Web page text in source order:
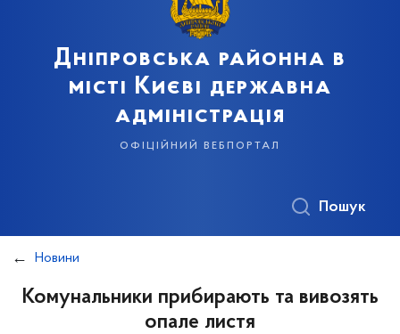
Дніпровська районна в
місті Києві державна
адміністрація
офіційний вебпортал
Пошук
Новини
Комунальники прибирають та вивозять
опале листя